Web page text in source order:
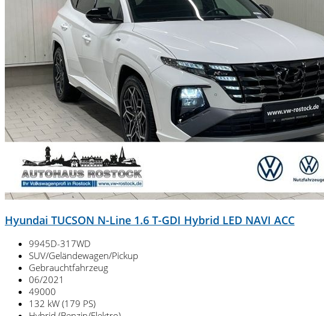
Hyundai TUCSON N-Line 1.6 T-GDI Hybrid LED NAVI ACC
9945D-317WD
SUV/Geländewagen/Pickup
Gebrauchtfahrzeug
06/2021
49000
132 kW (179 PS)